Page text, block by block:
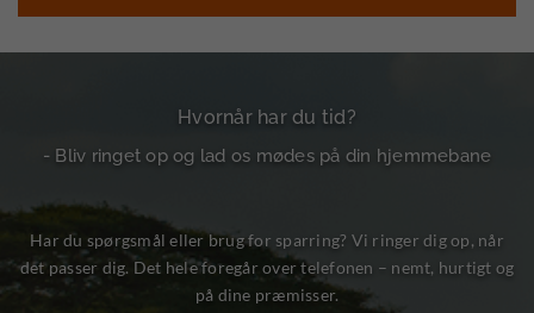
Hvornår har du tid?
- Bliv ringet op og lad os mødes på din hjemmebane
Har du spørgsmål eller brug for sparring? Vi ringer dig op, når
det passer dig. Det hele foregår over telefonen – nemt, hurtigt og
på dine præmisser.